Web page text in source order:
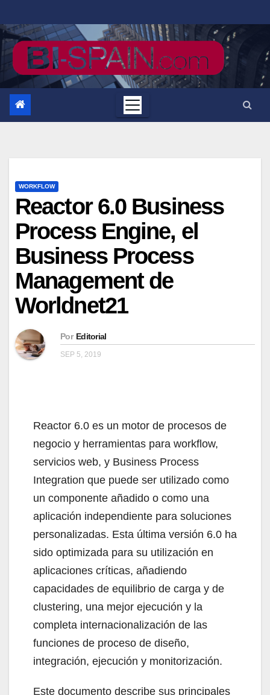
al
contenido
WORKFLOW
Reactor 6.0 Business
Process Engine, el
Business Process
Management de
Worldnet21
Por Editorial
SEP 5, 2019
Reactor 6.0 es un motor de procesos de
negocio y herramientas para workflow,
servicios web, y Business Process
Integration que puede ser utilizado como
un componente añadido o como una
aplicación independiente para soluciones
personalizadas. Esta última versión 6.0 ha
sido optimizada para su utilización en
aplicaciones críticas, añadiendo
capacidades de equilibrio de carga y de
clustering, una mejor ejecución y la
completa internacionalización de las
funciones de proceso de diseño,
integración, ejecución y monitorización.
Este documento describe sus principales